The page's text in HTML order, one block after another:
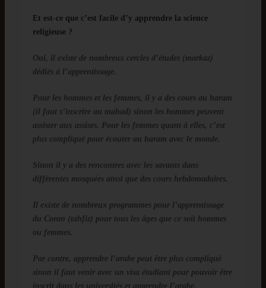
Et est-ce que c’est facile d’y apprendre la science
religieuse ?
Oui, il existe de nombreux cercles d’études (markaz)
dédiés à l’apprentissage.
Pour les hommes et les femmes, il y a des cours au haram
(il faut s’inscrire au mahad) sinon les hommes peuvent
assister aux assises. Pour les femmes quant à elles, c’est
plus compliqué pour écouter au haram avec le monde.
Sinon il y a des rencontres avec les savants dans
différentes mosquées ainsi que des cours hebdomadaires.
Il existe de nombreux programmes pour l’apprentissage
du Coran (tahfiz) pour tous les âges que ce soit hommes
ou femmes.
Par contre, apprendre l’arabe peut être plus compliqué
sinon il faut venir avec un visa étudiant pour pouvoir être
inscrit dans les universités et apprendre l’arabe.